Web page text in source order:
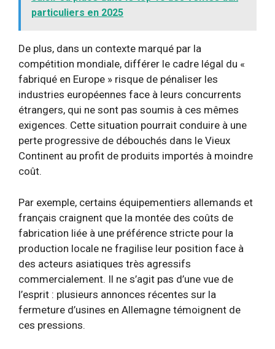
particuliers en 2025
De plus, dans un contexte marqué par la
compétition mondiale, différer le cadre légal du «
fabriqué en Europe » risque de pénaliser les
industries européennes face à leurs concurrents
étrangers, qui ne sont pas soumis à ces mêmes
exigences. Cette situation pourrait conduire à une
perte progressive de débouchés dans le Vieux
Continent au profit de produits importés à moindre
coût.
Par exemple, certains équipementiers allemands et
français craignent que la montée des coûts de
fabrication liée à une préférence stricte pour la
production locale ne fragilise leur position face à
des acteurs asiatiques très agressifs
commercialement. Il ne s’agit pas d’une vue de
l’esprit : plusieurs annonces récentes sur la
fermeture d’usines en Allemagne témoignent de
ces pressions.